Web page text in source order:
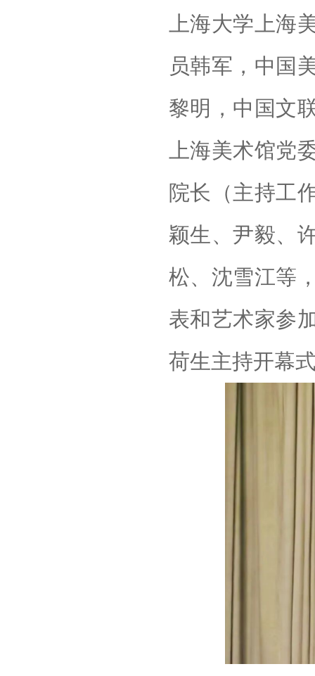
上海大学上海
员韩军，中国
黎明，中国文
上海美术馆党
院长（主持工
颖生、尹毅、
松、沈雪江等
表和艺术家参
荷生主持开幕